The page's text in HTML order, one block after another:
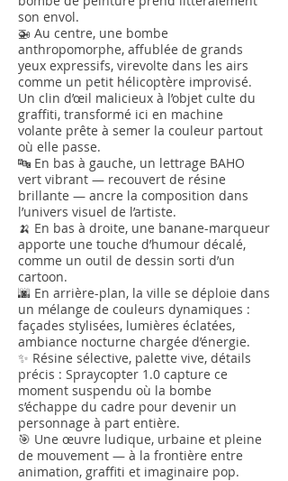
son envol.
🚁 Au centre, une bombe
anthropomorphe, affublée de grands
yeux expressifs, virevolte dans les airs
comme un petit hélicoptère improvisé.
Un clin d’œil malicieux à l’objet culte du
graffiti, transformé ici en machine
volante prête à semer la couleur partout
où elle passe.
🔤 En bas à gauche, un lettrage BAHO
vert vibrant — recouvert de résine
brillante — ancre la composition dans
l’univers visuel de l’artiste.
🍌 En bas à droite, une banane-marqueur
apporte une touche d’humour décalé,
comme un outil de dessin sorti d’un
cartoon.
🌆 En arrière-plan, la ville se déploie dans
un mélange de couleurs dynamiques :
façades stylisées, lumières éclatées,
ambiance nocturne chargée d’énergie.
✨ Résine sélective, palette vive, détails
précis : Spraycopter 1.0 capture ce
moment suspendu où la bombe
s’échappe du cadre pour devenir un
personnage à part entière.
🎯 Une œuvre ludique, urbaine et pleine
de mouvement — à la frontière entre
animation, graffiti et imaginaire pop.